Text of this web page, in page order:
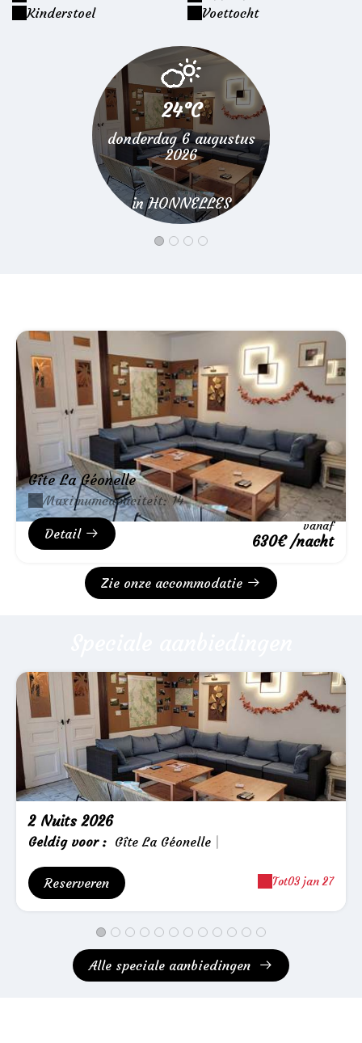
Kinderstoel
Voettocht
24°C
donderdag 6 augustus
2026
in HONNELLES
Gîte La Géonelle
Maximumcapaciteit: 14
Detail
vanaf
630€ /nacht
Zie onze accommodatie
2 Nuits 2026
Geldig voor: Gîte La Géonelle |
Reserveren Tot03 jan 27
Alle speciale aanbiedingen